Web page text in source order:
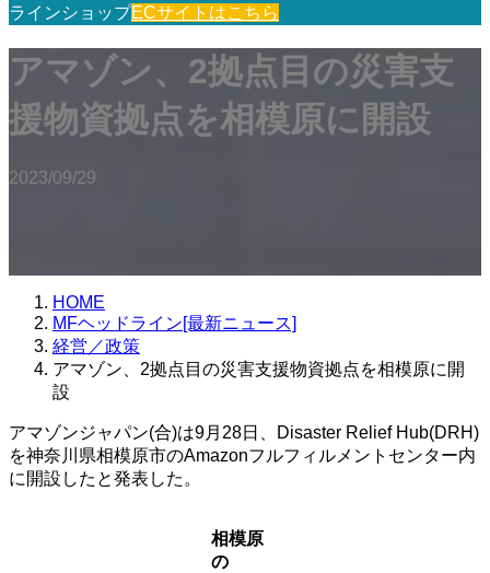
ラインショップECサイトはこちら
アマゾン、2拠点目の災害支
援物資拠点を相模原に開設
2023/09/29
HOME
MFヘッドライン[最新ニュース]
経営／政策
アマゾン、2拠点目の災害支援物資拠点を相模原に開
設
アマゾンジャパン(合)は9月28日、Disaster Relief Hub(DRH)
を神奈川県相模原市のAmazonフルフィルメントセンター内
に開設したと発表した。
相模原
の